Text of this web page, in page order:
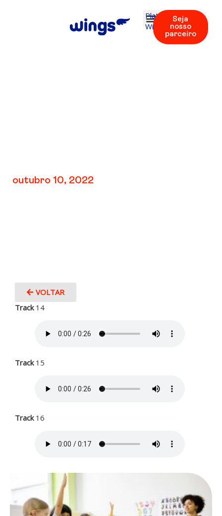
Plataforma
Wings
Seja
nosso
parceiro
outubro 10, 2022
VOLTAR
Track 14
Track 15
Track 16